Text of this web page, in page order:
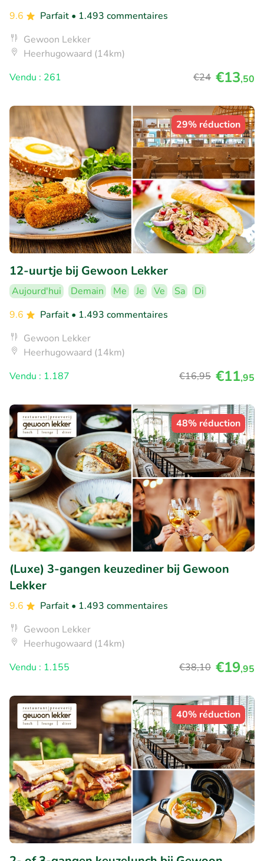
9.6
Parfait • 1.493 commentaires
Gewoon Lekker
Heerhugowaard (14km)
Vendu : 261
€24 €13,50
29% réduction
12-uurtje bij Gewoon Lekker
Aujourd'hui Demain Me Je Ve Sa
Di
9.6
Parfait • 1.493 commentaires
Gewoon Lekker
Heerhugowaard (14km)
Vendu : 1.187
€16,95 €11,95
48% réduction
(Luxe) 3-gangen keuzediner bij Gewoon
Lekker
9.6 Parfait • 1.493 commentaires
Gewoon Lekker
Heerhugowaard (14km)
Vendu : 1.155
€38,10 €19,95
40% réduction